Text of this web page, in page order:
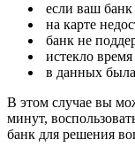
если ваш
на карте
банк не
истекло
в данных
В этом случае вы
минут,
банк для решения